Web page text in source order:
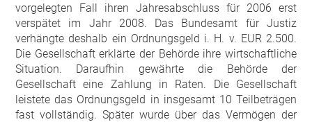
vorgelegten Fall ihren Jahresabschluss für 2006 erst
verspätet im Jahr 2008. Das Bundesamt für Justiz
verhängte deshalb ein Ordnungsgeld i. H. v. EUR 2.500.
Die Gesellschaft erklärte der Behörde ihre wirtschaftliche
Situation. Daraufhin gewährte die Behörde der
Gesellschaft eine Zahlung in Raten. Die Gesellschaft
leistete das Ordnungsgeld in insgesamt 10 Teilbeträgen
fast vollständig. Später wurde über das Vermögen der